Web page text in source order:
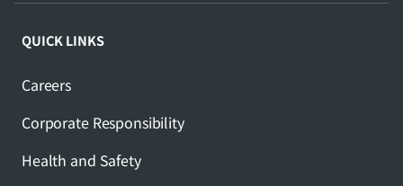
QUICK LINKS
Careers
Corporate Responsibility
Health and Safety